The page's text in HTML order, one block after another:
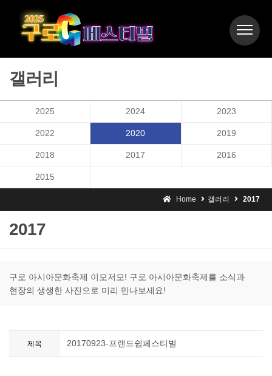
갤러리
2025 2024 2023
2022 2020 2019
2018 2017 2016
2015
Home 갤러리 2017
2017
구로 아시아문화축제 이모저모! 구로 아시아문화축제를 소식과
현장의 생생한 사진으로 미리 만나보세요!
제목 20170923-프랜드쉽페스티벌